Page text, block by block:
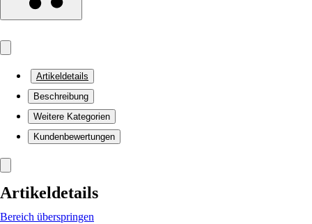
Artikeldetails
Beschreibung
Weitere Kategorien
Kundenbewertungen
Artikeldetails
Bereich überspringen